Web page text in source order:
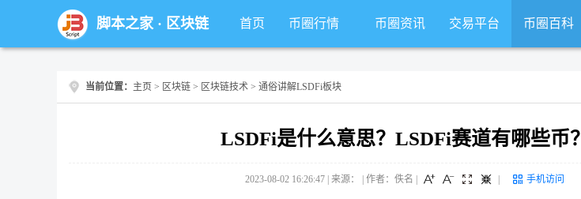
脚本之家· 区块链 首页 币圈行情 币圈资讯 交易平台 币圈百科
当前位置： 主页 > 区块链 > 区块链技术 > 通俗讲解LSDFi板块
LSDFi是什么意思？LSDFi赛道有哪些币？
2023-08-02 16:26:47 | 来源： | 作者：佚名 手机访问